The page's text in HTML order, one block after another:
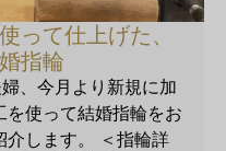
って仕上げた、
指輪
、今月より新規に加
を使って結婚指輪をお
介します。 ＜指輪詳